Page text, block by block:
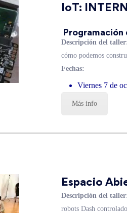
IoT:
Programación
Descripción del
cómo podemos
Fechas:
Viernes 7 de
Más info
Espacio
Descripción del
robots Dash